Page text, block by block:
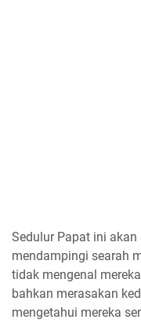
Sedulur Papat ini
mendampingi searah
tidak mengenal
bahkan merasakan
mengetahui mereka